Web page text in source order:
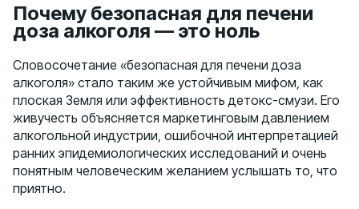
Почему безопасная для печени
доза алкоголя — это ноль
Словосочетание «безопасная для печени доза
алкоголя» стало таким же устойчивым мифом, как
плоская Земля или эффективность детокс-смузи. Его
живучесть объясняется маркетинговым давлением
алкогольной индустрии, ошибочной интерпретацией
ранних эпидемиологических исследований и очень
понятным человеческим желанием услышать то, что
приятно.